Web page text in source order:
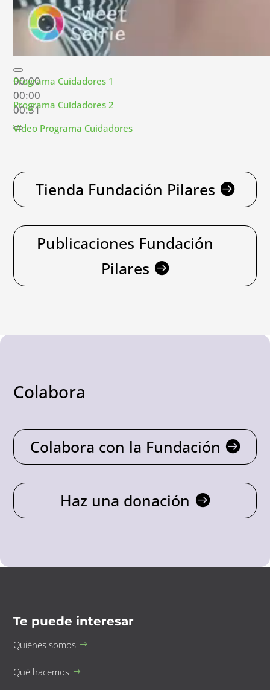
00:00
00:00
00:51
Programa Cuidadores 1
Programa Cuidadores 2
Vídeo Programa Cuidadores
Tienda Fundación Pilares
Publicaciones Fundación
Pilares
Colabora
Colabora con la Fundación
Haz una donación
Te puede interesar
Quiénes somos
Qué hacemos